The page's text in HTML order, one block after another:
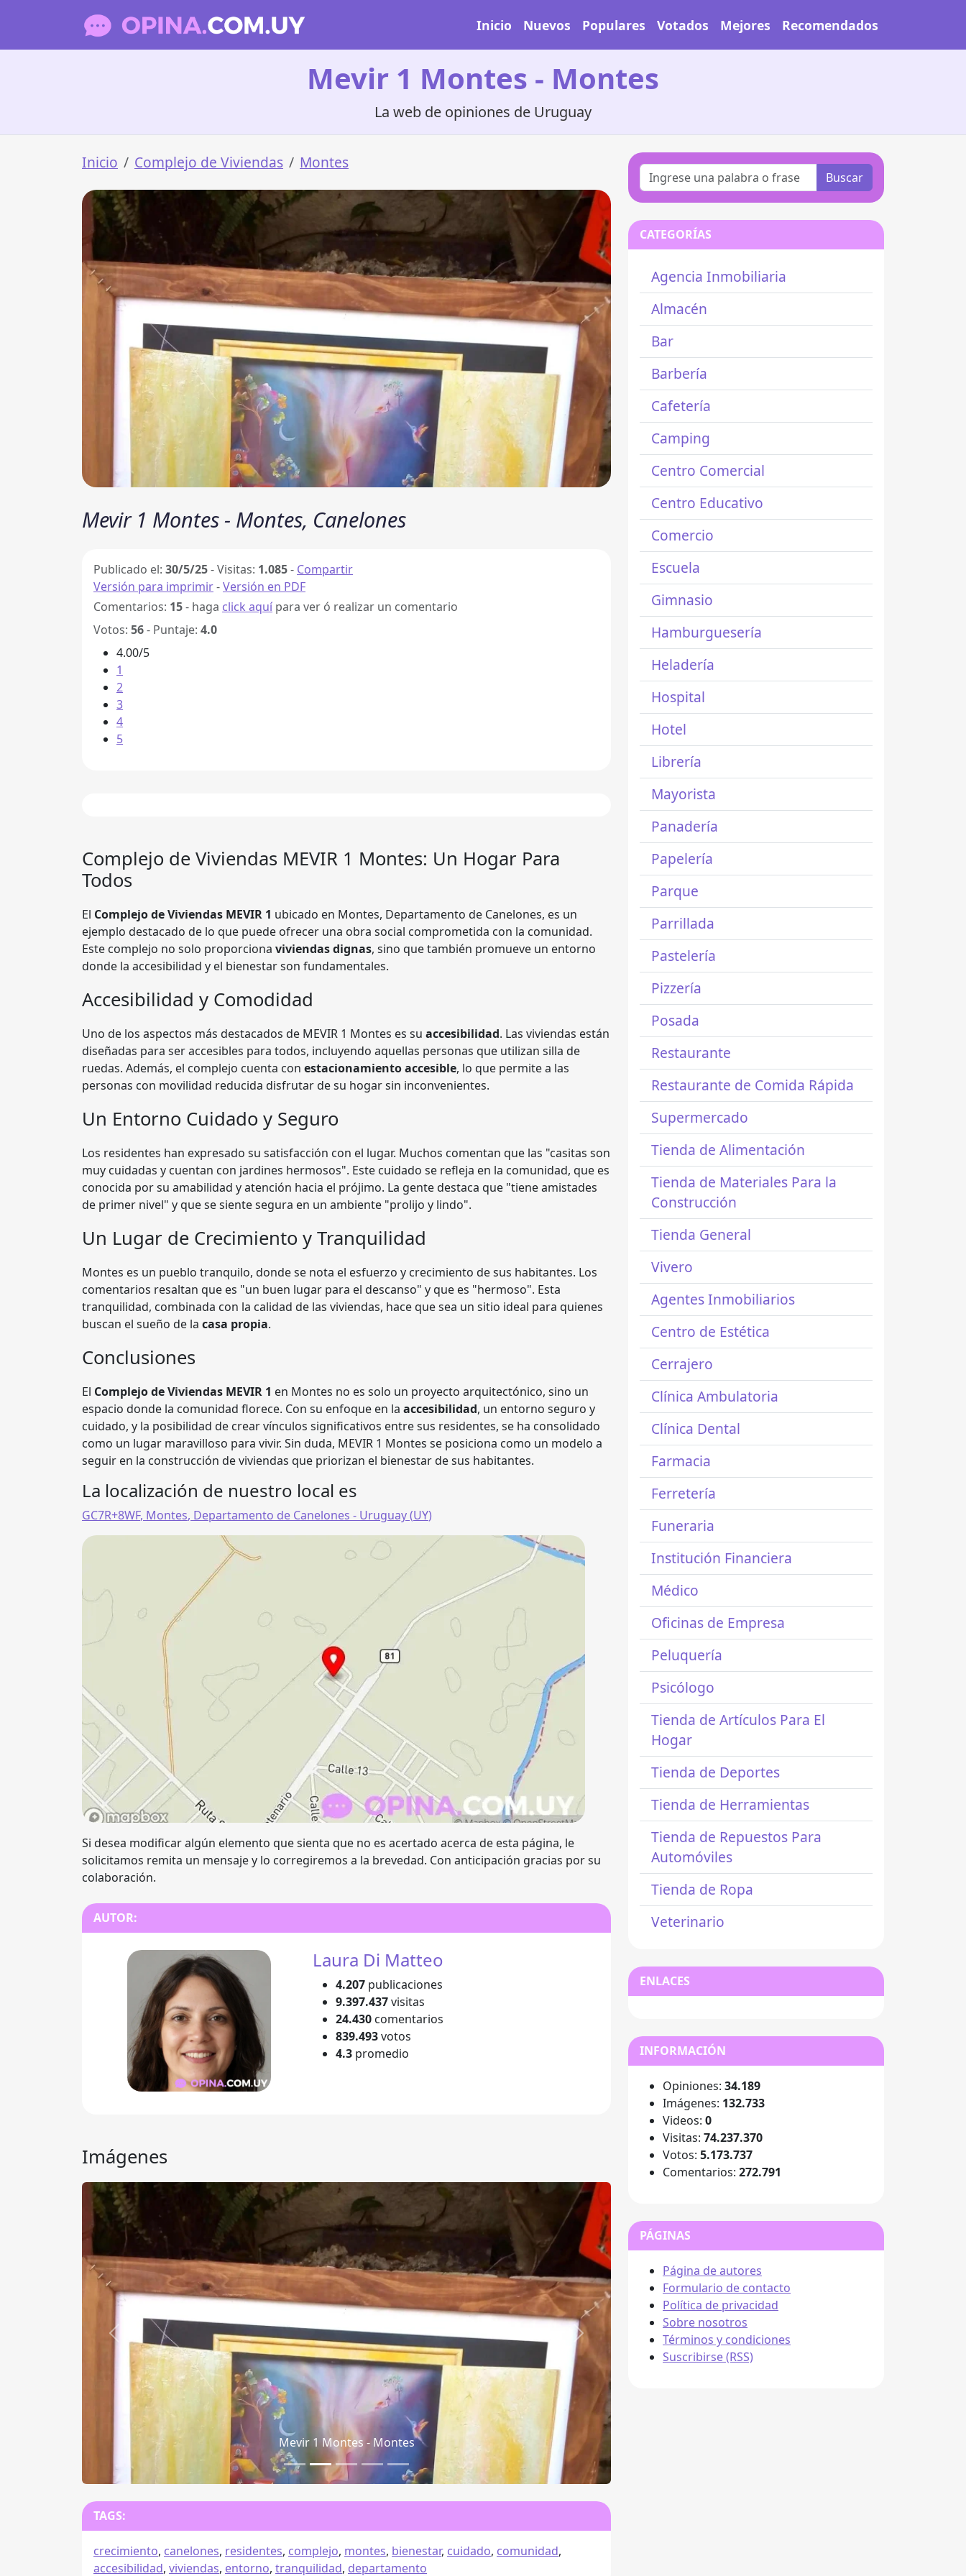
Inicio Nuevos Populares Votados Mejores Recomendados
Mevir 1 Montes - Montes
La web de opiniones de Uruguay
Inicio Complejo de Viviendas Montes
Mevir 1 Montes - Montes, Canelones
Publicado el: 30/5/25-Visitas: 1.085- Compartir
Versión para imprimir-Versión en PDF
Comentarios: 15- haga click aquí para ver ó realizar un comentario
Votos: 56- Puntaje: 4.0
4.00/5
1
2
3
4
5
Complejo de Viviendas MEVIR 1 Montes: Un Hogar Para
Todos
El Complejo de Viviendas MEVIR 1 ubicado en Montes, Departamento de Canelones, es un
ejemplo destacado de lo que puede ofrecer una obra social comprometida con la comunidad.
Este complejo no solo proporciona viviendas dignas, sino que también promueve un entorno
donde la accesibilidad y el bienestar son fundamentales.
Accesibilidad y Comodidad
Uno de los aspectos más destacados de MEVIR 1 Montes es su accesibilidad. Las viviendas están
diseñadas para ser accesibles para todos, incluyendo aquellas personas que utilizan silla de
ruedas. Además, el complejo cuenta con estacionamiento accesible, lo que permite a las
personas con movilidad reducida disfrutar de su hogar sin inconvenientes.
Un Entorno Cuidado y Seguro
Los residentes han expresado su satisfacción con el lugar. Muchos comentan que las "casitas son
muy cuidadas y cuentan con jardines hermosos". Este cuidado se refleja en la comunidad, que es
conocida por su amabilidad y atención hacia el prójimo. La gente destaca que "tiene amistades
de primer nivel" y que se siente segura en un ambiente "prolijo y lindo".
Un Lugar de Crecimiento y Tranquilidad
Montes es un pueblo tranquilo, donde se nota el esfuerzo y crecimiento de sus habitantes. Los
comentarios resaltan que es "un buen lugar para el descanso" y que es "hermoso". Esta
tranquilidad, combinada con la calidad de las viviendas, hace que sea un sitio ideal para quienes
buscan el sueño de la casa propia.
Conclusiones
El Complejo de Viviendas MEVIR 1 en Montes no es solo un proyecto arquitectónico, sino un
espacio donde la comunidad florece. Con su enfoque en la accesibilidad, un entorno seguro y
cuidado, y la posibilidad de crear vínculos significativos entre sus residentes, se ha consolidado
como un lugar maravilloso para vivir. Sin duda, MEVIR 1 Montes se posiciona como un modelo a
seguir en la construcción de viviendas que priorizan el bienestar de sus habitantes.
La localización de nuestro local es
GC7R+8WF, Montes, Departamento de Canelones - Uruguay (UY)
Si desea modificar algún elemento que sienta que no es acertado acerca de esta página, le
solicitamos remita un mensaje y lo corregiremos a la brevedad. Con anticipación gracias por su
colaboración.
AUTOR:
Laura Di Matteo
4.207 publicaciones
9.397.437visitas
24.430 comentarios
839.493votos
4.3 promedio
Imágenes
Mevir 1 Montes - Mapa
Anterior Siguiente
TAGS:
crecimiento, canelones, residentes, complejo, montes, bienestar, cuidado, comunidad,
accesibilidad, viviendas, entorno, tranquilidad, departamento
Buscar
CATEGORÍAS
Agencia Inmobiliaria
Almacén
Bar
Barbería
Cafetería
Camping
Centro Comercial
Centro Educativo
Comercio
Escuela
Gimnasio
Hamburguesería
Heladería
Hospital
Hotel
Librería
Mayorista
Panadería
Papelería
Parque
Parrillada
Pastelería
Pizzería
Posada
Restaurante
Restaurante de Comida Rápida
Supermercado
Tienda de Alimentación
Tienda de Materiales Para la
Construcción
Tienda General
Vivero
Agentes Inmobiliarios
Centro de Estética
Cerrajero
Clínica Ambulatoria
Clínica Dental
Farmacia
Ferretería
Funeraria
Institución Financiera
Médico
Oficinas de Empresa
Peluquería
Psicólogo
Tienda de Artículos Para El
Hogar
Tienda de Deportes
Tienda de Herramientas
Tienda de Repuestos Para
Automóviles
Tienda de Ropa
Veterinario
ENLACES
INFORMACIÓN
Opiniones: 34.189
Imágenes: 132.733
Videos: 0
Visitas: 74.237.370
Votos: 5.173.737
Comentarios: 272.791
PÁGINAS
Página de autores
Formulario de contacto
Política de privacidad
Sobre nosotros
Términos y condiciones
Suscribirse (RSS)